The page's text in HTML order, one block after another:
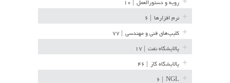
رویه و دستورالعمل
نرم افزارها
کلیپ‌های فنی و مهندسی
پالایشگاه نفت
پالایشگاه گاز
NGL